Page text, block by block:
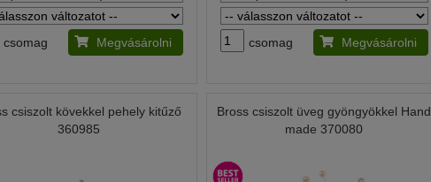
csomag Megvásárolni csomag Megvásárolni
csiszolt kövekkel pehely kitűző
360985
Bross csiszolt üveg gyöngyökkel Hand
made 370080